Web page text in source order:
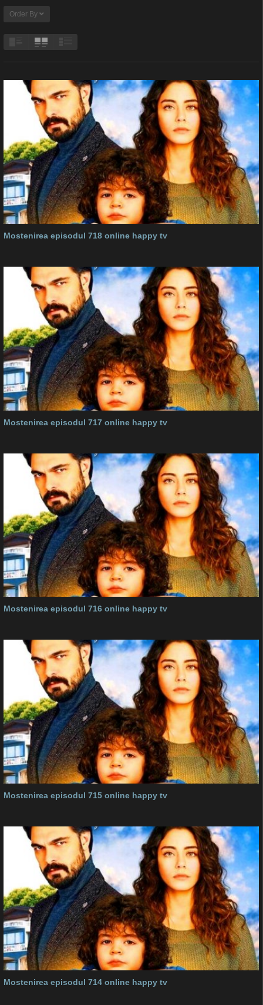
Order By
Mostenirea episodul 718 online happy tv
Mostenirea episodul 717 online happy tv
Mostenirea episodul 716 online happy tv
Mostenirea episodul 715 online happy tv
Mostenirea episodul 714 online happy tv